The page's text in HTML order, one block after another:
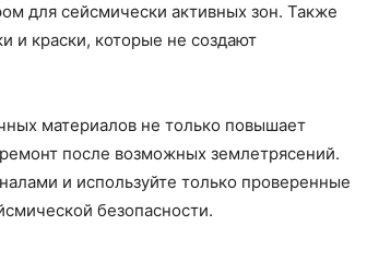
для сейсмически активных зон. Также
и краски, которые не создают
материалов не только повышает
после возможных землетрясений.
и используйте только проверенные
безопасности.